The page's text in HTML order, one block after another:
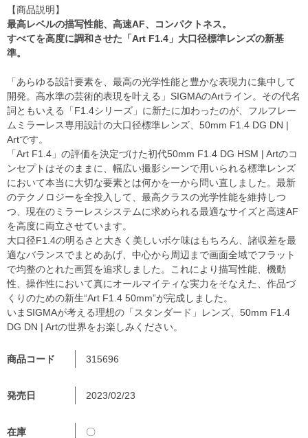
商品コード 315696
発売日 2023/02/23
在庫 〇
【商品説明】
最高レベルの描写性能、高速AF、コンパクトネス。
すべてを高度に調和させた「Art F1.4」大口径標準レンズの新基
準。
「あらゆる設計要素を、最高の光学性能と豊かな表現力に集中して
開発。高水準の芸術的表現を叶える」SIGMAのArtライン。その代名
詞ともいえる「F1.4シリーズ」に新たに加わったのが、フルフレー
ムミラーレス専用設計の大口径標準レンズ、50mm F1.4 DG DN |
Artです。
「Art F1.4」の評価を決定づけた初代50mm F1.4 DG HSM | Artのコ
ンセプトはそのままに、幅広い撮影シーンで用いられる標準レンズ
において本当に大切な要素とは何かを一から問い直しました。最新
のテクノロジーを全投入して、最高クラスの光学性能を維持しつ
つ、現在のミラーレスシステムに求められる最適なサイズと高速AF
を高度に両立させています。
大口径F1.4の明るさと大きく美しいボケ味はもちろん、諸収差を最
適なバランスでまとめあげ、中心から周辺まで画面全域でフラット
で均整のとれた画質を追求しました。これにより描写性能、機動
性、操作性において真にオールマイティな実力をそなえた、作品づ
くりのための新生“Art F1.4 50mm”が完成しました。
いまSIGMAが考える理想の「スタンダード」レンズ、50mm F1.4
DG DN | Artの世界をお楽しみください。